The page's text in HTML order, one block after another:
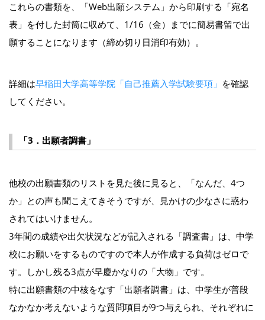
これらの書類を、「Web出願システム」から印刷する「宛名
表」を付した封筒に収めて、1/16（金）までに簡易書留で出
願することになります（締め切り日消印有効）。
詳細は早稲田大学高等学院「自己推薦入学試験要項」 を確認
してください。
「3．出願者調書」
他校の出願書類のリストを見た後に見ると、「なんだ、4つ
か」との声も聞こえてきそうですが、見かけの少なさに惑わ
されてはいけません。
3年間の成績や出欠状況などが記入される「調査書」は、中学
校にお願いをするものですので本人が作成する負荷はゼロで
す。しかし残る3点が早慶かなりの「大物」です。
特に出願書類の中核をなす「出願者調書」は、中学生が普段
なかなか考えないような質問項目が9つ与えられ、それぞれに